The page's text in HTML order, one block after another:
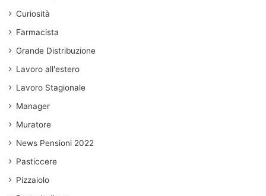
Curiosità
Farmacista
Grande Distribuzione
Lavoro all'estero
Lavoro Stagionale
Manager
Muratore
News Pensioni 2022
Pasticcere
Pizzaiolo